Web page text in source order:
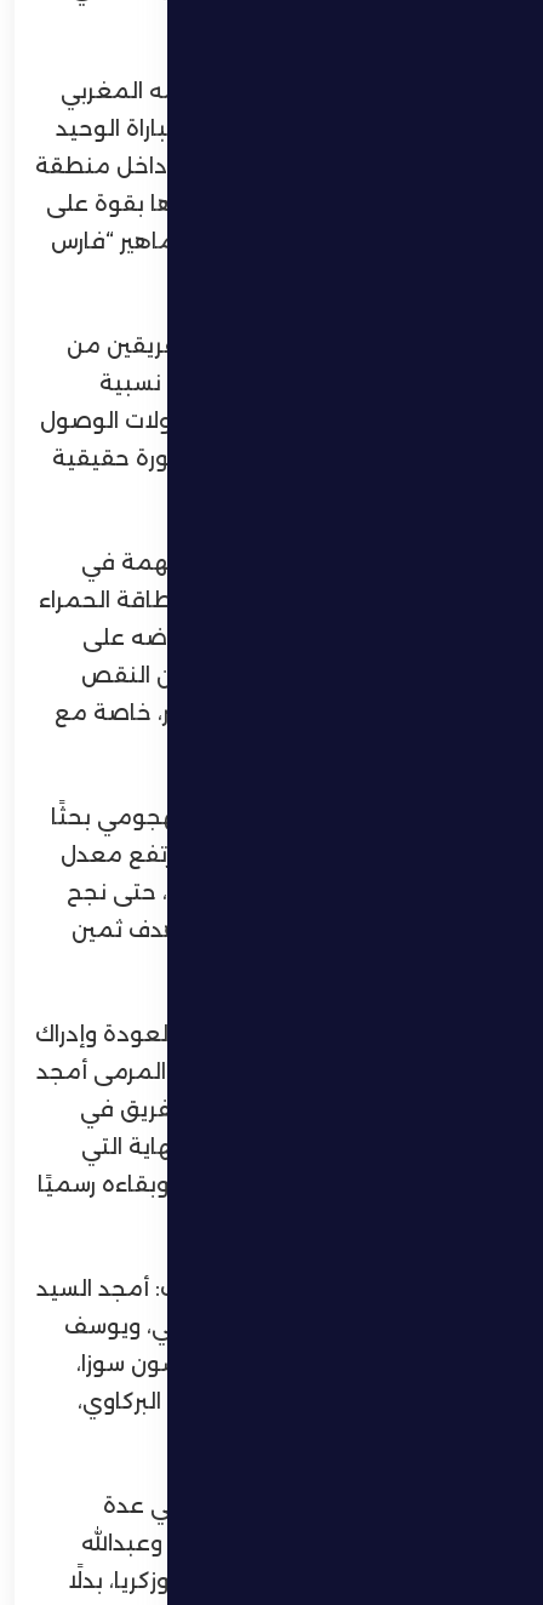
ويدين الظفرة بهذا الانتصار إلى نجمه المغربي
كريم البركاوي، الذي سجل هدف المباراة الوحيد
في الدقيقة 81، بعدما استلم الكرة داخل منطقة
الجزاء، ودار بها ببراعة قبل أن يسددها بقوة على
يسار حارس الوحدة، مطلقًا فرحة جماهير “فارس
وجاءت بداية المباراة متوازنة بين الفريقين من
حيث الأداء والاستحواذ، مع أفضلية نسبية
للظفرة في الرغبة الهجومية ومحاولات الوصول
إلى مرمى الوحدة، دون تشكيل خطورة حقيقية
وشهدت الدقيقة 34 نقطة تحول مهمة في
اللقاء، بعدما أشهر حكم المباراة البطاقة الحمراء
في وجه لاعب الوحدة فاغنر إثر اعتراضه على
قرارات التحكيم، ليستفيد الظفرة من النقص
العددي ويفرض سيطرته بصورة أكبر، خاصة مع
وكثف فارس الظفرة من ضغطه الهجومي بحثًا
عن هدف البقاء، ومع مرور الوقت ارتفع معدل
الاستحواذ والسيطرة لصالح الظفرة، حتى نجح
البركاوي في ترجمة الأفضلية إلى هدف ثمين
وفي الدقائق الأخيرة، حاول الوحدة العودة وإدراك
التعادل، إلا أن دفاع الظفرة وحارس المرمى أمجد
السيد تألقوا بصورة لافتة، لينجح الفريق في
الحفاظ على تقدمه حتى صافرة النهاية التي
أعلنت انتصار الظفرة بهدف دون رد وبقاءه رسميًا
وبدأ الظفرة المباراة بتشكيلة ضمت: أمجد السيد
في حراسة المرمى، وإيزيكيل، والكربي، ويوسف
المرزوقي، وليونارد، وسيرافيم، وجبسون سوزا،
وروستاند جو، وإبراهيم بايش، وكريم البركاوي،
وفي الشوط الثاني أجرى الجهاز الفني عدة
تبديلات بدخول كل من مارسيلينيو، وعبدالله
إدريس، ومحسن الربجة، والسوسي، وزكريا، بدلًا